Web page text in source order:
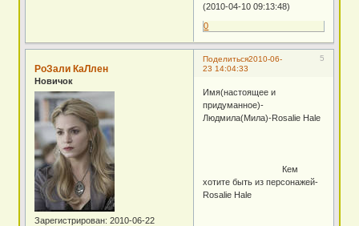
(2010-04-10 09:13:48)
0
Поделиться 5
2010-06-
23 14:04:33
РоЗали КаЛлен
Новичок
Зарегистрирован: 2010-06-22
Имя(настоящее и
придуманное)-
Людмила(Мила)-Rosalie Hale
Кем
хотите быть из персонажей-
Rosalie Hale